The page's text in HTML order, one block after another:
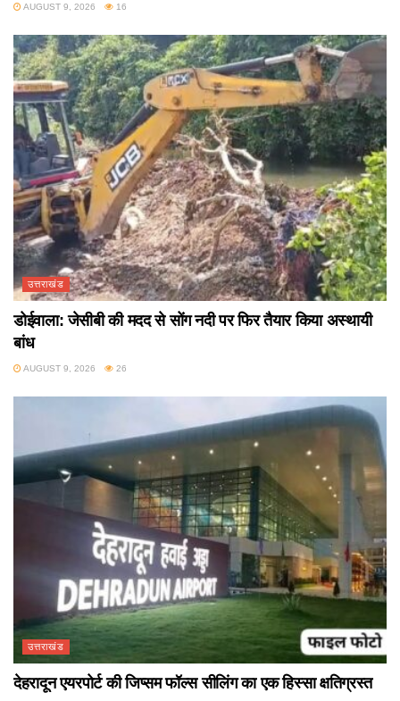
AUGUST 9, 2026 16
उत्तराखंड
डोईवाला: जेसीबी की मदद से सोंग नदी पर फिर तैयार किया अस्थायी
बांध
AUGUST 9, 2026 26
उत्तराखंड
देहरादून एयरपोर्ट की जिप्सम फॉल्स सीलिंग का एक हिस्सा क्षतिग्रस्त